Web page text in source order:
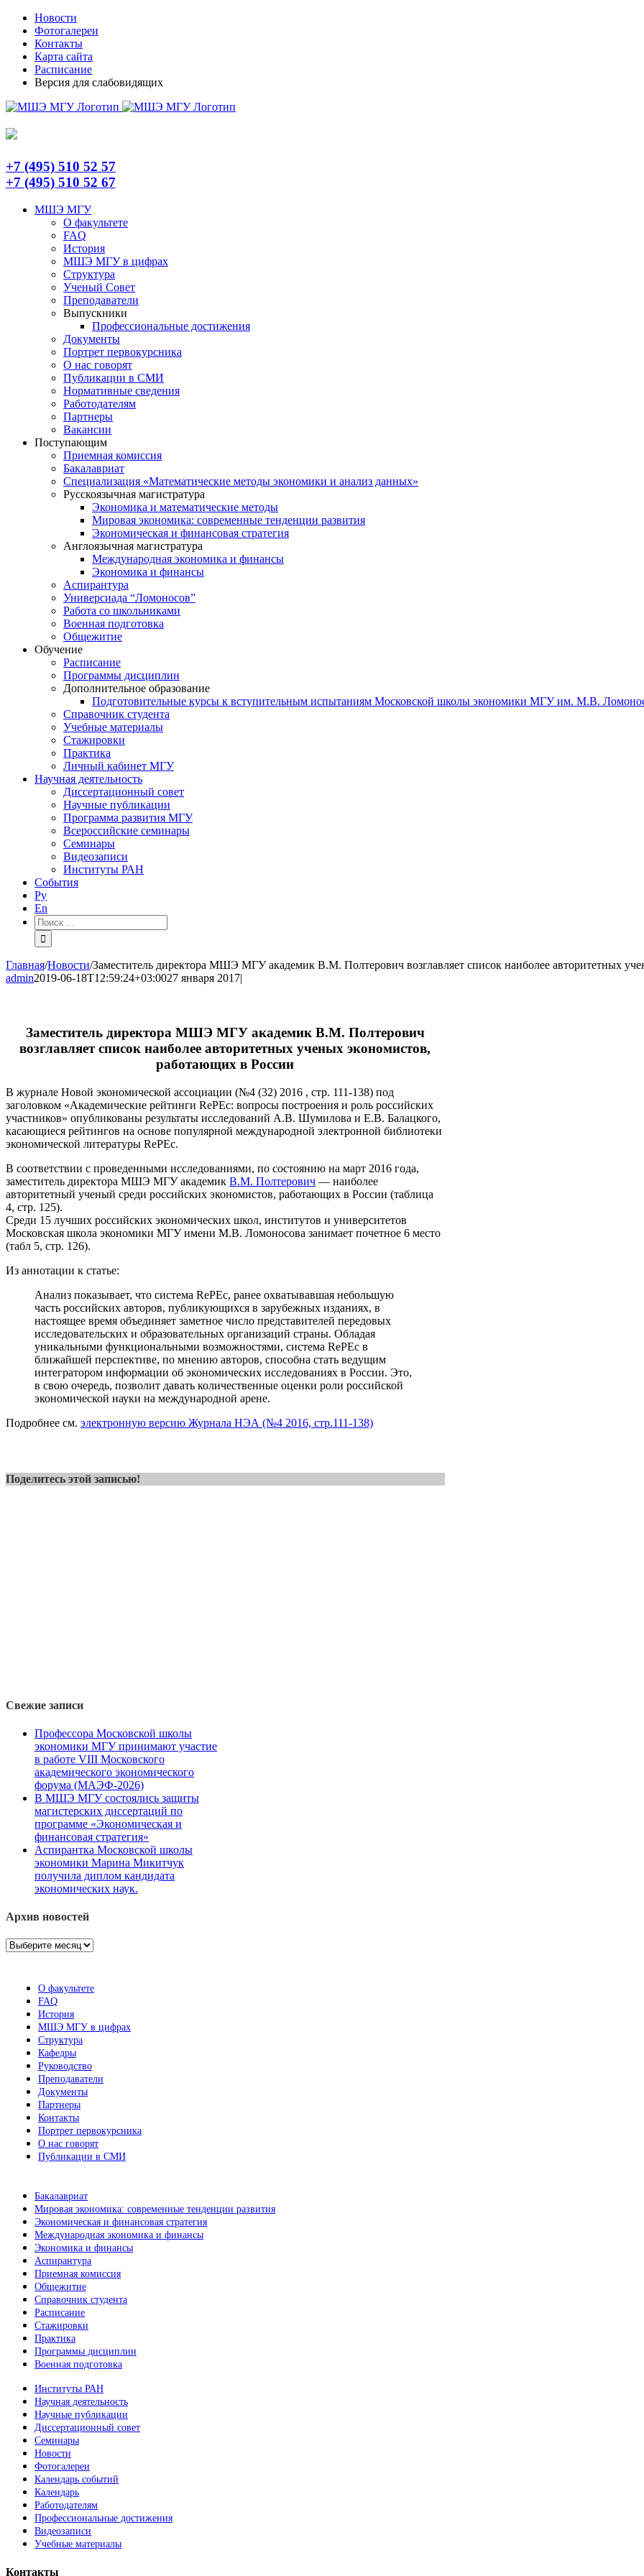
Skip
content
TelegramНовости
Фотогалереи
Контакты
Карта сайта
Расписание
Версия для слабовидящих
+7 (495) 510 52 57
+7 (495) 510 52 67
МШЭ МГУ
О факультете
FAQ
История
МШЭ МГУ в цифрах
Структура
Ученый Совет
Преподаватели
Выпускники
Профессиональные достижения
Документы
Портрет первокурсника
О нас говорят
Публикации в СМИ
Нормативные сведения
Работодателям
Партнеры
Вакансии
Поступающим
Приемная комиссия
Бакалавриат
Специализация «Математические методы экономики и анализ данных»
Русскоязычная магистратура
Экономика и математические методы
Мировая экономика: современные тенденции развития
Экономическая и финансовая стратегия
Англоязычная магистратура
Международная экономика и финансы
Экономика и финансы
Аспирантура
Универсиада “Ломоносов”
Работа со школьниками
Военная подготовка
Общежитие
Обучение
Расписание
Программы дисциплин
Дополнительное образование
Подготовительные курсы к вступительным испытаниям Московской школы экономики МГУ им. М.В.
Справочник студента
Учебные материалы
Стажировки
Практика
Личный кабинет МГУ
Научная деятельность
Диссертационный совет
Научные публикации
Программа развития МГУ
Всероссийские семинары
Семинары
Видеозаписи
Институты РАН
События
Ру
En
Результат
поиска:
Главная/Новости/Заместитель директора МШЭ МГУ академик В.М. Полтерович возглавляет список наиболее авторитетных
admin2019-06-18T12:59:24+03:0027 января 2017|
Заместитель директора МШЭ МГУ академик В.М. Полтерович
возглавляет список наиболее авторитетных ученых экономистов,
работающих в России
В журнале Новой экономической ассоциации (№4 (32) 2016 , стр. 111-138) под
заголовком «Академические рейтинги RePEc: вопросы построения и роль российских
участников» опубликованы результаты исследований А.В. Шумилова и Е.В. Балацкого,
касающиеся рейтингов на основе популярной международной электронной библиотеки
экономической литературы RePEc.
В соответствии с проведенными исследованиями, по состоянию на март 2016 года,
заместитель директора МШЭ МГУ академик В.М. Полтерович — наиболее
авторитетный ученый среди российских экономистов, работающих в России (таблица
4, стр. 125).
Среди 15 лучших российских экономических школ, институтов и университетов
Московская школа экономики МГУ имени М.В. Ломоносова занимает почетное 6 место
(табл 5, стр. 126).
Из аннотации к статье:
Анализ показывает, что система RePEc, ранее охватывавшая небольшую
часть российских авторов, публикующихся в зарубежных изданиях, в
настоящее время объединяет заметное число представителей передовых
исследовательских и образовательных организаций страны. Обладая
уникальными функциональными возможностями, система RePEc в
ближайшей перспективе, по мнению авторов, способна стать ведущим
интегратором информации об экономических исследованиях в России. Это,
в свою очередь, позволит давать количественные оценки роли российской
экономической науки на международной арене.
Подробнее см. электронную версию Журнала НЭА (№4 2016, стр.111-138)
Поделитесь этой записью!
Свежие записи
Профессора Московской школы
экономики МГУ принимают участие
в работе VIII Московского
академического экономического
форума (МАЭФ-2026)
В МШЭ МГУ состоялись защиты
магистерских диссертаций по
программе «Экономическая и
финансовая стратегия»
Аспирантка Московской школы
экономики Марина Микитчук
получила диплом кандидата
экономических наук.
Архив новостей
Архив
О факультете
FAQ
История
МШЭ МГУ в цифрах
Структура
Кафедры
Руководство
Преподаватели
Документы
Партнеры
Контакты
Портрет первокурсника
О нас говорят
Публикации в СМИ
Бакалавриат
Мировая экономика: современные тенденции развития
Экономическая и финансовая стратегия
Международная экономика и финансы
Экономика и финансы
Аспирантура
Приемная комиссия
Общежитие
Справочник студента
Расписание
Стажировки
Практика
Программы дисциплин
Военная подготовка
Институты РАН
Научная деятельность
Научные публикации
Диссертационный совет
Семинары
Новости
Фотогалереи
Календарь событий
Календарь
Работодателям
Профессиональные достижения
Видеозаписи
Учебные материалы
Контакты